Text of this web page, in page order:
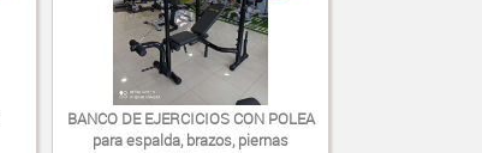
BANCO DE EJERCICIOS CON POLEA
para espalda, brazos, piernas